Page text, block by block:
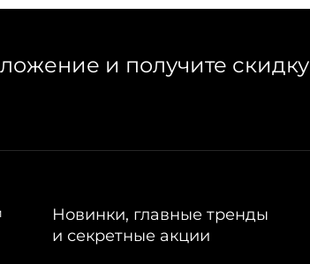
и получите скидку
Новинки, главные тренды
и секретные акции